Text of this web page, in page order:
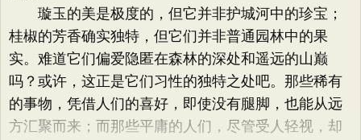
璇玉的美是极度的，但它并非护城河中的珍宝；
桂椒的芳香确实独特，但它们并非普通园林中的果
实。难道它们偏爱隐匿在森林的深处和遥远的山巅
吗？或许，这正是它们习性的独特之处吧。那些稀有
的事物，凭借人们的喜好，即使没有腿脚，也能从远
方汇聚而来；而那些平庸的人们，尽管受人轻视，却